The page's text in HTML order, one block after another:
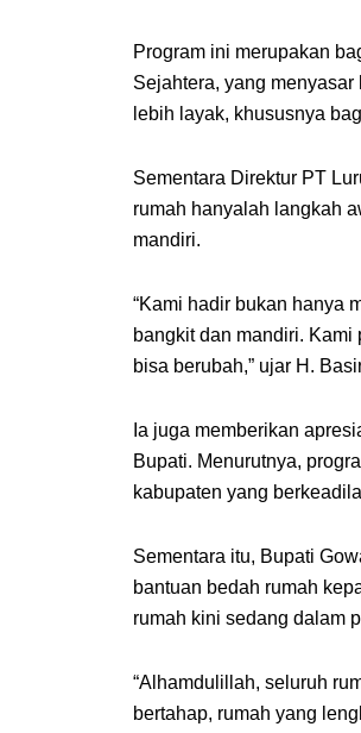
Program ini merupakan
Sejahtera, yang
lebih layak, khususnya
Sementara Direktur PT
rumah hanyalah langkah
mandiri.
“Kami hadir bukan hanya
bangkit dan mandiri.
bisa berubah,” ujar H.
Ia juga memberikan
Bupati. Menurutnya,
kabupaten yang
Sementara itu, Bupati
bantuan bedah rumah
rumah kini sedang dalam
“Alhamdulillah, seluruh
bertahap, rumah yang